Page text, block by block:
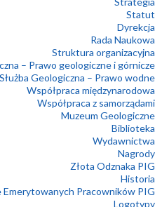
Statut
Dyrekcja
Rada Naukowa
Struktura organizacyjna
– Prawo geologiczne i górnicze
Geologiczna – Prawo wodne
Współpraca międzynarodowa
Współpraca z samorządami
Muzeum Geologiczne
Biblioteka
Wydawnictwa
Nagrody
Złota Odznaka PIG
Historia
Emerytowanych Pracowników PIG
Logotypy